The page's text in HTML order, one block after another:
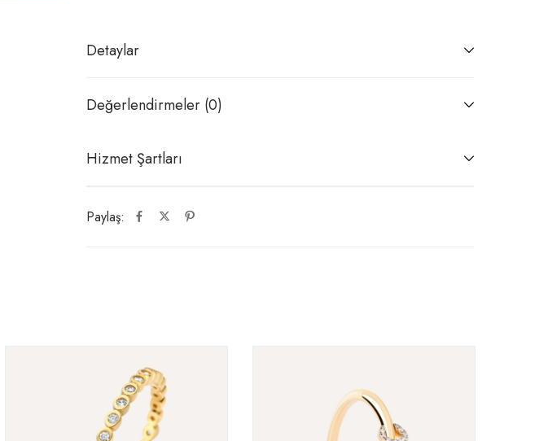
Paylaş:
Detaylar
Değerlendirmeler (0)
Hizmet Şartları